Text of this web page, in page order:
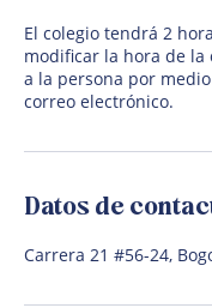
El colegio tendrá 2
modificar la hora de la
a la persona por
correo electrónico.
Datos de
Carrera 21 #56-24,